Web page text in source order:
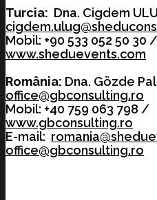
Turcia: Dna. Cigdem
Mobil: +90 533 052 50 30 /
www.sheduevents.com
România: Dna. Gözde
office@gbconsulting.ro
Mobil: +40 759 063 798 /
www.gbconsulting.ro
E-mail:
office@gbconsulting.ro